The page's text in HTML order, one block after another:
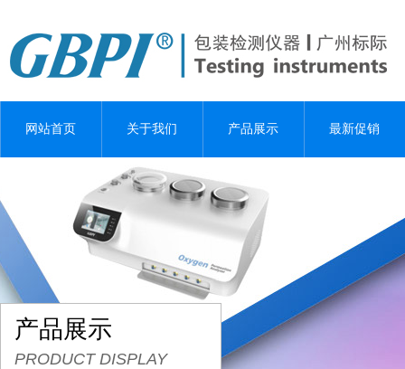
网站首页 关于我们 产品展示 最新促销
产品展示
PRODUCT DISPLAY